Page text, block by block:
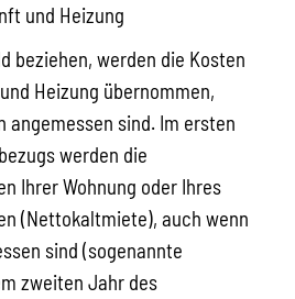
und Heizung
beziehen, werden die Kosten
Heizung übernommen,
angemessen sind. Im ersten
werden die
Ihrer Wohnung oder Ihres
(Nettokaltmiete), auch wenn
sind (sogenannte
zweiten Jahr des